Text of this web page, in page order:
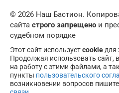
© 2026 Наш Бастион.
сайта строго запрещено и
судебном порядке
Этот сайт используетcookie для
Продолжая использовать сайт,
на работу с этими файлами, а
пункты пользовательского
возникновении вопросов